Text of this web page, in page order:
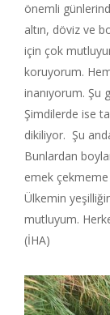
önemli
altın, döviz ve
için çok
koruyorum.
inanıyorum. Şu
Şimdilerde ise
dikiliyor. Şu
Bunlardan
emek
Ülkemin
mutluyum.
(İHA)